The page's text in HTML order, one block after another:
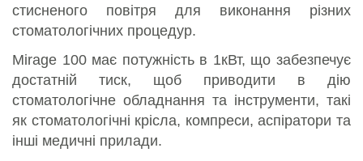
стисненого повітря для виконання різних
стоматологічних процедур.
Mirage 100 має потужність в 1кВт, що забезпечує
достатній тиск, щоб приводити в дію
стоматологічне обладнання та інструменти, такі
як стоматологічні крісла, компреси, аспіратори та
інші медичні прилади.